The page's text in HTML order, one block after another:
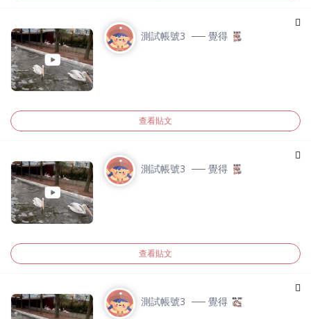
測試帳號3 ── 覺得
查看貼文
測試帳號3 ── 覺得
查看貼文
測試帳號3 ── 覺得